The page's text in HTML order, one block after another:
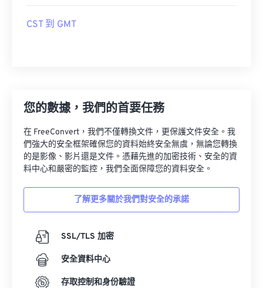
CST 到 GMT
您的數據，我們的首要任務
在 FreeConvert，我們不僅轉換文件，更保護文件安全。我
們強大的安全框架確保您的資料始終安全無虞，無論您轉換
的是影像、影片還是文件。憑藉先進的加密技術、安全的資
料中心和嚴密的監控，我們全面保障您的資料安全。
了解更多關於我們對安全的承諾
SSL/TLS 加密
安全資料中心
存取控制和身份驗證